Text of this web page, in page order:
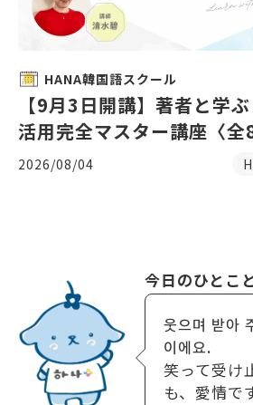
HANA韓国語スクール
【9月3日開講】著者と学
活用完全マスター講座〈全
2026/08/04
今日のひとこ
웃으며 받아
이에요.
笑って受け
も、愛情で